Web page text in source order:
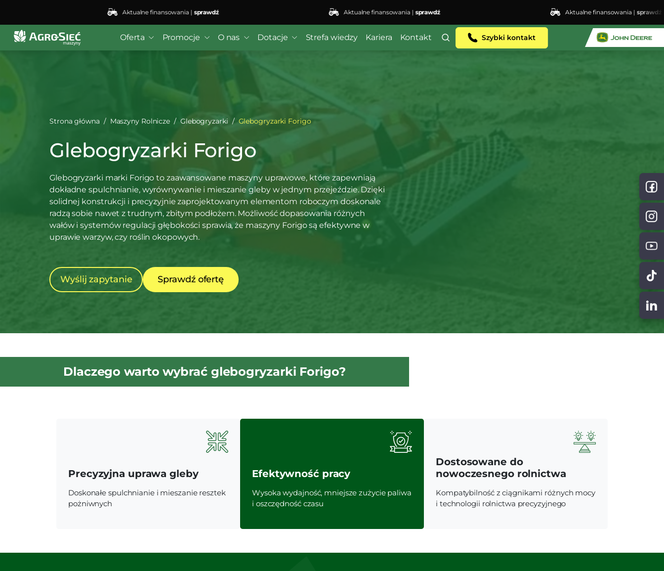
: preg_replace(): Passing null to parameter #3 ($subject) of type array|string is deprecated in/home/klient.dhosting.pl/lswis6155/agro-siec.pl-
bei4/public_html/wp-content/plugins/wordfence/vendor/wordfence/wf-waf/src/lib/rules.php
Aktualne finansowania |sprawdź Aktualne finansowania |sprawdź Aktualne finansowania |sprawdź
Oferta Promocje O nas Dotacje Strefa wiedzy Kariera Kontakt Szybki kontakt
Strona główna Maszyny Rolnicze Glebogryzarki Glebogryzarki Forigo
Glebogryzarki Forigo
Glebogryzarki marki Forigo to zaawansowane maszyny uprawowe, które zapewniają
dokładne spulchnianie, wyrównywanie i mieszanie gleby w jednym przejeździe. Dzięki
solidnej konstrukcji i precyzyjnie zaprojektowanym elementom roboczym doskonale
radzą sobie nawet z trudnym, zbitym podłożem. Możliwość dopasowania różnych
wałów i systemów regulacji głębokości sprawia, że maszyny Forigo są efektywne w
uprawie warzyw, czy roślin okopowych.
Wyślij zapytanie Sprawdź ofertę
Dlaczego warto wybrać glebogryzarki Forigo?
Precyzyjna uprawa gleby
Doskonałe spulchnianie i mieszanie resztek
pożniwnych
Efektywność pracy
Wysoka wydajność, mniejsze zużycie paliwa
i oszczędność czasu
Dostosowane do
nowoczesnego rolnictwa
Kompatybilność z ciągnikami różnych mocy
i technologii rolnictwa precyzyjnego